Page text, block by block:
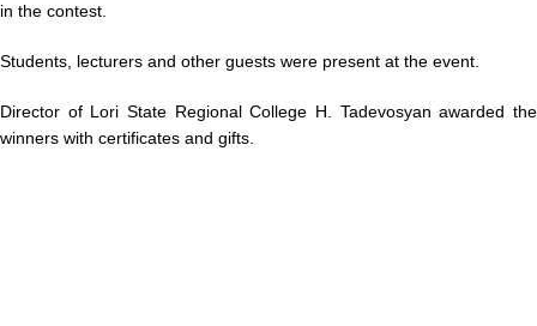
in the contest.
Students, lecturers and other guests were present at the event.
Director of Lori State Regional College H. Tadevosyan awarded the
winners with certificates and gifts.